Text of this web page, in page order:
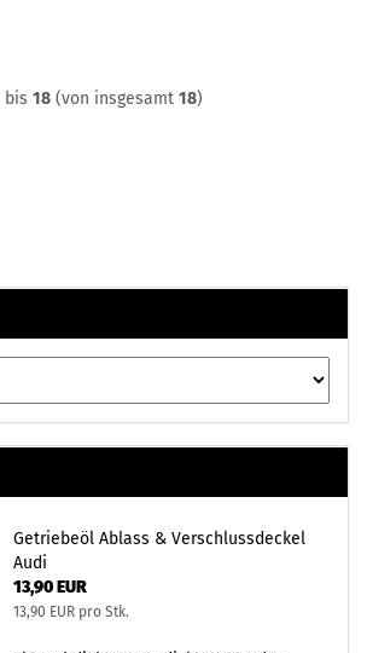
bis 18(von insgesamt 18)
Getriebeöl Ablass & Verschlussdeckel
Audi
13,90 EUR
13,90 EUR pro Stk.